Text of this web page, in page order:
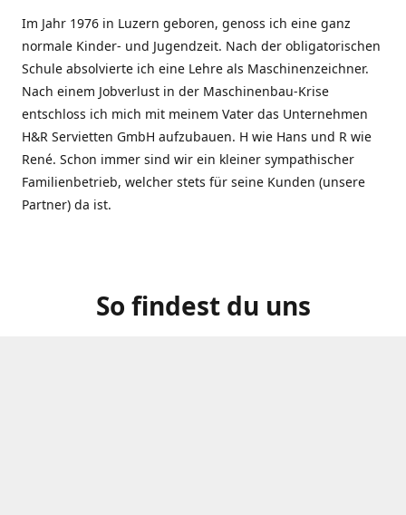
Im Jahr 1976 in Luzern geboren, genoss ich eine ganz
normale Kinder- und Jugendzeit. Nach der obligatorischen
Schule absolvierte ich eine Lehre als Maschinenzeichner.
Nach einem Jobverlust in der Maschinenbau-Krise
entschloss ich mich mit meinem Vater das Unternehmen
H&R Servietten GmbH aufzubauen. H wie Hans und R wie
René. Schon immer sind wir ein kleiner sympathischer
Familienbetrieb, welcher stets für seine Kunden (unsere
Partner) da ist.
So findest du uns